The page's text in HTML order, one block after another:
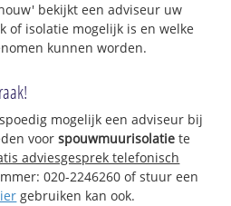
bekijkt een adviseur uw
of isolatie mogelijk is en welke
kunnen worden.
mogelijk een adviseur bij
voorspouwmuurisolatie te
adviesgesprek telefonisch
020-2246260 of stuur een
gebruiken kan ook.